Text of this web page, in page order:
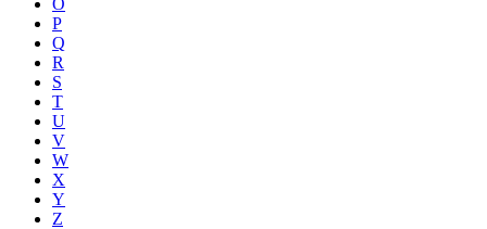
O
P
Q
R
S
T
U
V
W
X
Y
Z